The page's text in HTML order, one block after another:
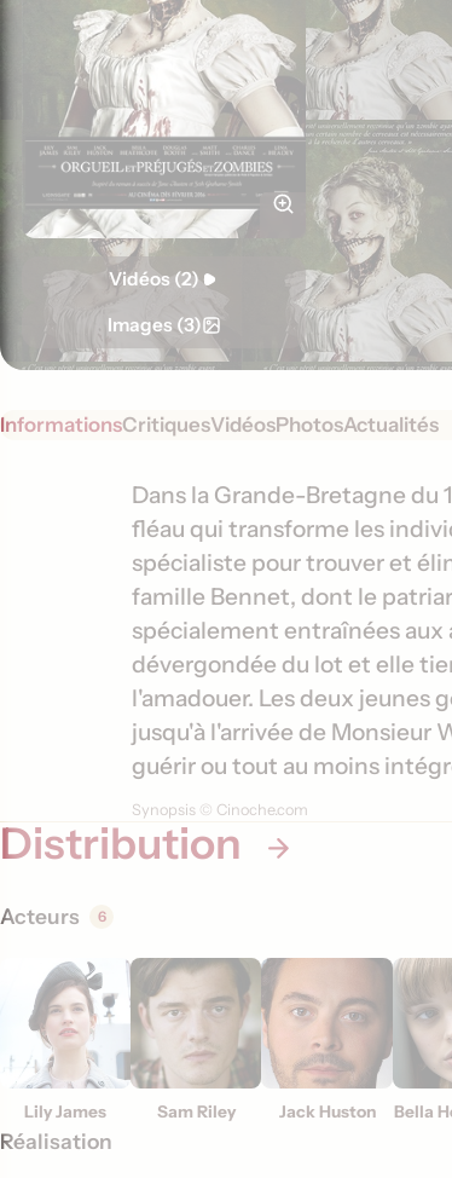
Vidéos (2)
Images (3)
InformationsCritiquesVidéosPhotosActualités
o
s
S
y
o
p
s
i
s
Dans la Grande-Bretagne du
fléau qui transforme les
spécialiste pour trouver et
famille Bennet, dont le
spécialement entraînées
dévergondée du lot et elle
l'amadouer. Les deux jeunes
jusqu'à l'arrivée de Monsieur
guérir ou tout au moins
Synopsis © Cinoche.com
Distribution
Acteurs 6
Lily James Sam Riley Jack Huston Bella
Réalisation